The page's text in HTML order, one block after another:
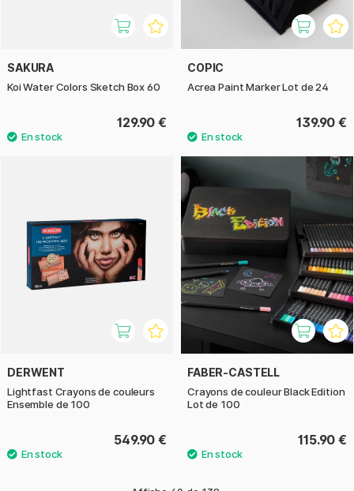
SAKURA
Koi Water Colors Sketch Box 60
129.90 €
COPIC
Acrea Paint Marker Lot de 24
139.90 €
DERWENT
Lightfast Crayons de couleurs
Ensemble de 100
549.90 €
FABER-CASTELL
Crayons de couleur Black Edition
Lot de 100
115.90 €